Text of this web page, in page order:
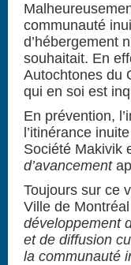
communauté
d’hébergement
souhaitait. En
Autochtones du
qui en soi est
En prévention,
l’itinérance
Société Makivik
d’avancement
Toujours sur ce
Ville de
développement
et de diffusion
la communauté